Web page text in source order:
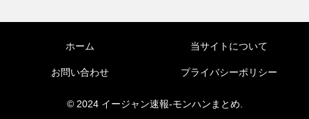
ホーム 当サイトについて
お問い合わせ プライバシーポリシー
© 2024 イージャン速報-モンハンまとめ.